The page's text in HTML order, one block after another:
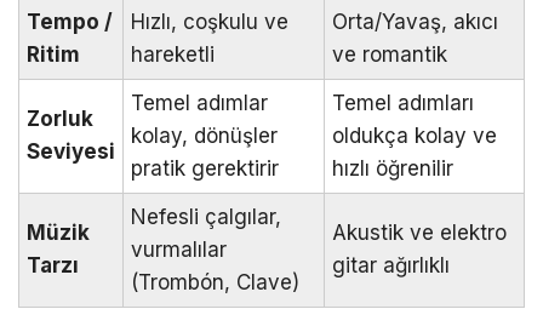
Tempo /
Ritim
Hızlı, coşkulu ve
hareketli
Orta/Yavaş, akıcı
ve romantik
Zorluk
Seviyesi
Temel adımlar
kolay, dönüşler
pratik gerektirir
Temel adımları
oldukça kolay ve
hızlı öğrenilir
Müzik
Tarzı
Nefesli çalgılar,
vurmalılar
(Trombón, Clave)
Akustik ve elektro
gitar ağırlıklı